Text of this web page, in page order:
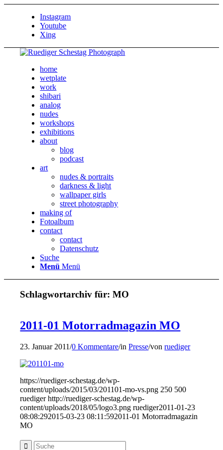
Instagram
Youtube
Xing
home
wetplate
work
shibari
analog
nudes
workshops
exhibitions
about
blog
podcast
art
nudes & portraits
darkness & light
wallpaper girls
street photography
making of
Fotoalbum
contact
contact
Datenschutz
Suche
Menü Menü
Schlagwortarchiv für:MO
2011-01 Motorradmagazin MO
23. Januar 2011/0 Kommentare/inPresse/vonruediger
https://ruediger-schestag.de/wp-
content/uploads/2015/03/201101-mo-vs.png 250 500
ruediger http://ruediger-schestag.de/wp-
content/uploads/2018/05/logo3.png ruediger2011-01-23
08:08:292015-03-23 08:11:592011-01 Motorradmagazin
MO